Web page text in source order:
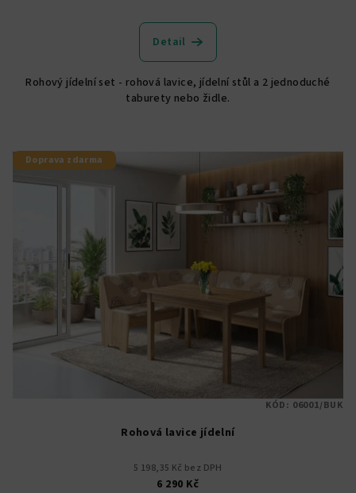
hodnocení
produktu
z
5
Detail
Rohový jídelní set - rohová lavice, jídelní stůl a 2 jednoduché
taburety nebo židle.
Doprava zdarma
Rohová lavice jídelní
5 198,35 Kč bez DPH
6 290 Kč
KÓD: 06001/BUK